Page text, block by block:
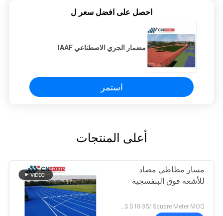
احصل على افضل سعر ل
مضمار الجري الاصطناعي IAAF
استمر
أعلى المنتجات
مسار مطاطي مضاد
للأشعة فوق البنفسجية